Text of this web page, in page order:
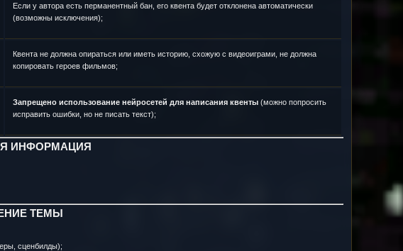
Если у автора есть перманентный бан, его квента будет отклонена автоматически
(возможны исключения);
Квента не должна опираться или иметь историю, схожую с видеоиграми, не должна
копировать героев фильмов;
Запрещено использование нейросетей для написания квенты (можно попросить
исправить ошибки, но не писать текст);
ИНФОРМАЦИЯ
ТЕМЫ
сценбилды);